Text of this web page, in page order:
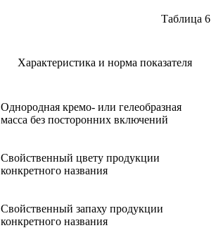
Таблица 6
Характеристика и норма показателя
Однородная кремо- или гелеобразная
масса без посторонних включений
Свойственный цвету продукции
конкретного названия
Свойственный запаху продукции
конкретного названия